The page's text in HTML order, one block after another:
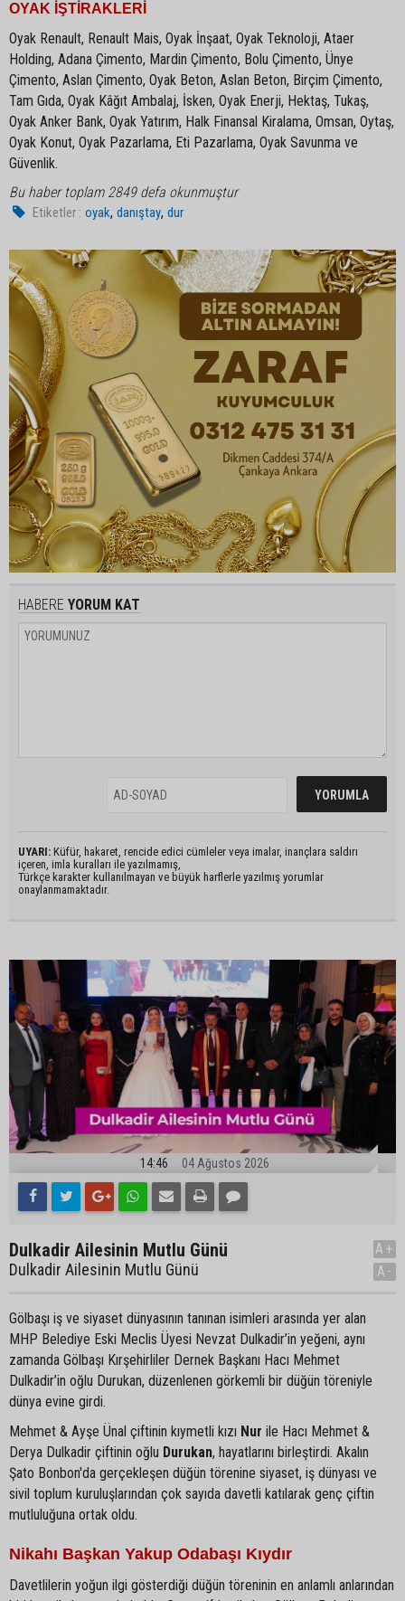
OYAK İŞTİRAKLERİ
Oyak Renault, Renault Mais, Oyak İnşaat, Oyak Teknoloji, Ataer
Holding, Adana Çimento, Mardin Çimento, Bolu Çimento, Ünye
Çimento, Aslan Çimento, Oyak Beton, Aslan Beton, Birçim Çimento,
Tam Gıda, Oyak Kâğıt Ambalaj, İsken, Oyak Enerji, Hektaş, Tukaş,
Oyak Anker Bank, Oyak Yatırım, Halk Finansal Kiralama, Omsan, Oytaş,
Oyak Konut, Oyak Pazarlama, Eti Pazarlama, Oyak Savunma ve
Güvenlik.
Bu haber toplam 2849 defa okunmuştur
Etiketler : oyak,danıştay,dur
HABERE YORUM KAT
UYARI: Küfür, hakaret, rencide edici cümleler veya imalar, inançlara saldırı
içeren, imla kuralları ile yazılmamış,
Türkçe karakter kullanılmayan ve büyük harflerle yazılmış yorumlar
onaylanmamaktadır.
14:46 04 Ağustos 2026
Dulkadir Ailesinin Mutlu Günü
Dulkadir Ailesinin Mutlu Günü
A+
A-
Gölbaşı iş ve siyaset dünyasının tanınan isimleri arasında yer alan
MHP Belediye Eski Meclis Üyesi Nevzat Dulkadir’in yeğeni, aynı
zamanda Gölbaşı Kırşehirliler Dernek Başkanı Hacı Mehmet
Dulkadir’in oğlu Durukan, düzenlenen görkemli bir düğün töreniyle
dünya evine girdi.
Mehmet & Ayşe Ünal çiftinin kıymetli kızı Nur ile Hacı Mehmet &
Derya Dulkadir çiftinin oğlu Durukan, hayatlarını birleştirdi. Akalın
Şato Bonbon'da gerçekleşen düğün törenine siyaset, iş dünyası ve
sivil toplum kuruluşlarından çok sayıda davetli katılarak genç çiftin
mutluluğuna ortak oldu.
Nikahı Başkan Yakup Odabaşı Kıydır
Davetlilerin yoğun ilgi gösterdiği düğün töreninin en anlamlı anlarından